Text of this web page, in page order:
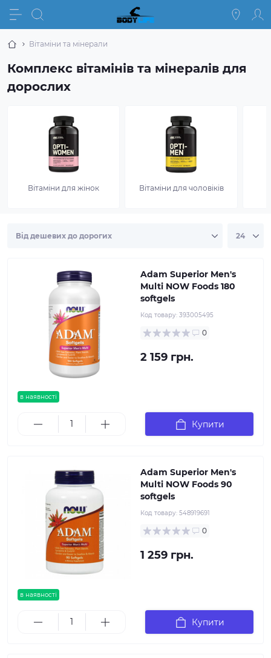
Вітаміни та мінерали
Комплекс вітамінів та мінералів для
дорослих
Вітаміни для жінок Вітаміни для чоловіків
в наявності
Adam Superior Men's
Multi NOW Foods 180
softgels
Код товару: 393005495
0
2 159 грн.
Купити
в наявності
Adam Superior Men's
Multi NOW Foods 90
softgels
Код товару: 548919691
0
1 259 грн.
Купити